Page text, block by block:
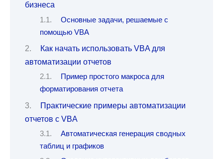
бизнеса
Основные задачи, решаемые с
помощью VBA
Как начать использовать VBA для
автоматизации отчетов
Пример простого макроса для
форматирования отчета
Практические примеры автоматизации
отчетов с VBA
Автоматическая генерация сводных
таблиц и графиков